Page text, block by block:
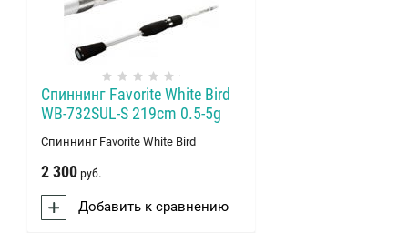
Спиннинг Favorite White Bird
WB-732SUL-S 219cm 0.5-5g
Спиннинг Favorite White Bird
2 300 руб.
Добавить к сравнению